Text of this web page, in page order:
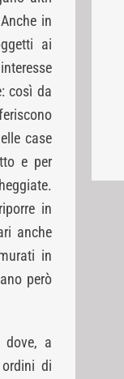
in
ai
così da
case
e per
in
anche
in
però
dove, a
di